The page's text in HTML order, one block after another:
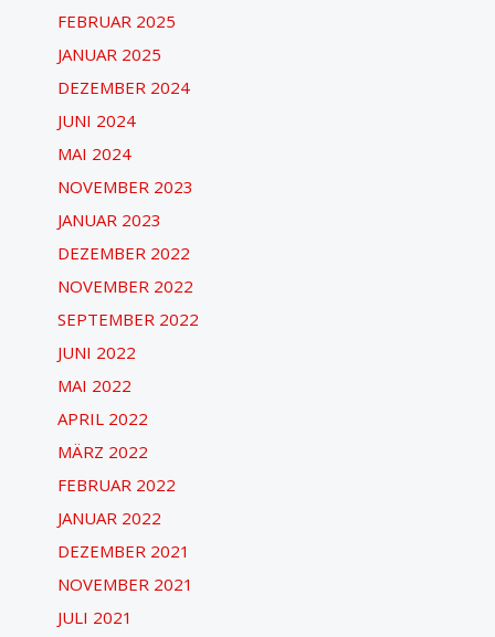
FEBRUAR 2025
JANUAR 2025
DEZEMBER 2024
JUNI 2024
MAI 2024
NOVEMBER 2023
JANUAR 2023
DEZEMBER 2022
NOVEMBER 2022
SEPTEMBER 2022
JUNI 2022
MAI 2022
APRIL 2022
MÄRZ 2022
FEBRUAR 2022
JANUAR 2022
DEZEMBER 2021
NOVEMBER 2021
JULI 2021